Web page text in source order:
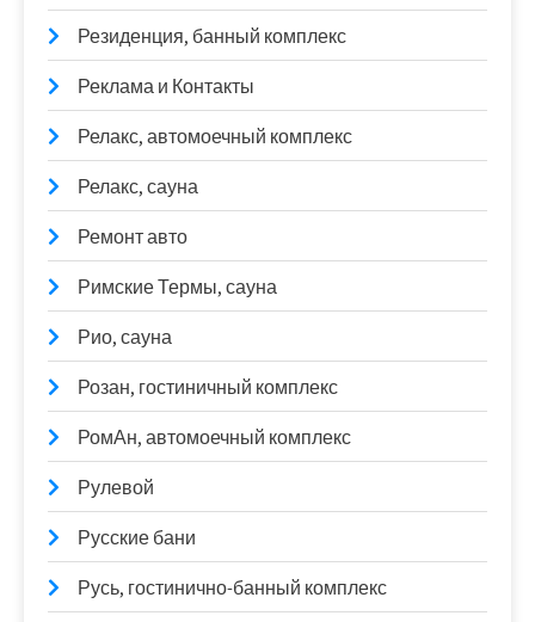
Резиденция, банный комплекс
Реклама и Контакты
Релакс, автомоечный комплекс
Релакс, сауна
Ремонт авто
Римские Термы, сауна
Рио, сауна
Розан, гостиничный комплекс
РомАн, автомоечный комплекс
Рулевой
Русские бани
Русь, гостинично-банный комплекс